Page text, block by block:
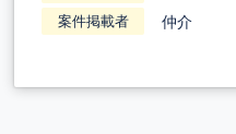
案件掲載者 仲介